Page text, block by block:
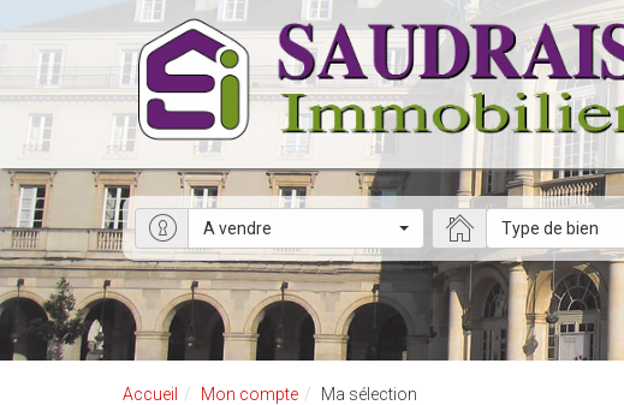
A vendre Type de bien
Accueil Mon compte Ma sélection